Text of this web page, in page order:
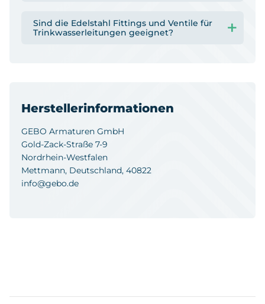
Sind die Edelstahl Fittings und Ventile für
Trinkwasserleitungen geeignet?
Herstellerinformationen
GEBO Armaturen GmbH
Gold-Zack-Straße 7-9
Nordrhein-Westfalen
Mettmann, Deutschland, 40822
info@gebo.de